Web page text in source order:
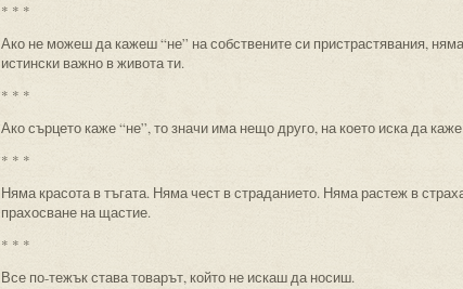
* * *
Ако не можеш да кажеш “не” на собствените си пристрастявания,
истински важно в живота ти.
* * *
Ако сърцето каже “не”, то значи има нещо друго, на което иска да
* * *
Няма красота в тъгата. Няма чест в страданието. Няма растеж в
прахосване на щастие.
* * *
Все по-тежък става товарът, който не искаш да носиш.